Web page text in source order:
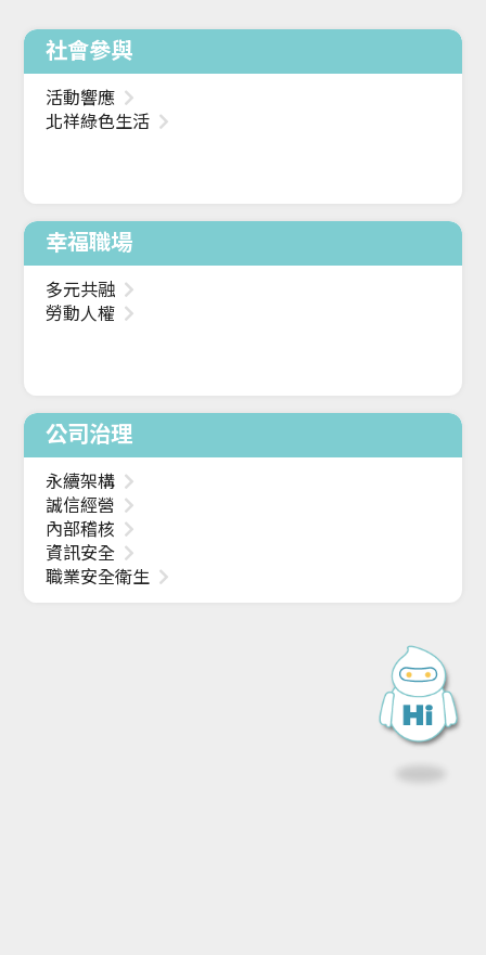
社會參與
活動響應
北祥綠色生活
幸福職場
多元共融
勞動人權
公司治理
永續架構
誠信經營
內部稽核
資訊安全
職業安全衛生